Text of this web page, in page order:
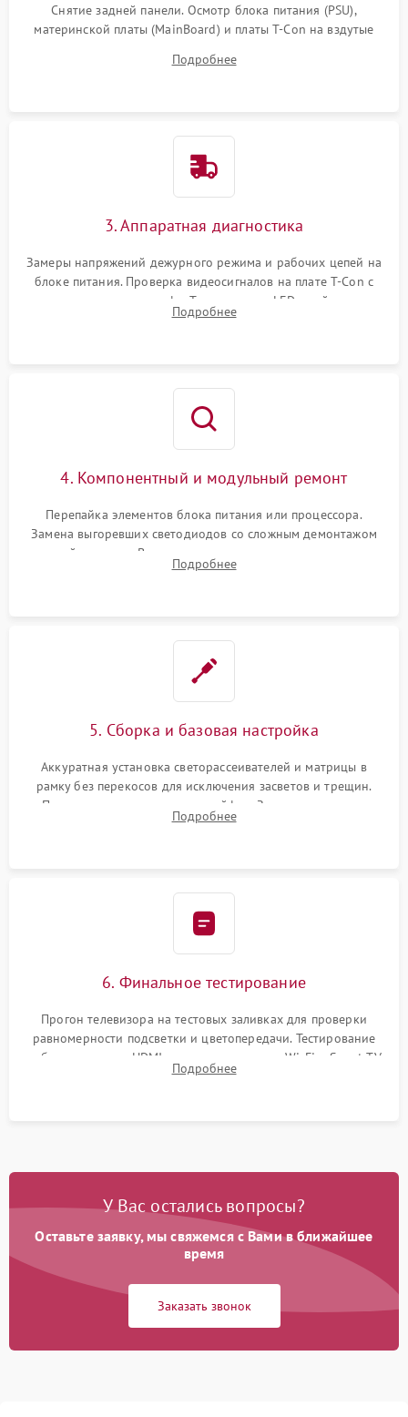
Снятие задней панели. Осмотр блока питания (PSU),
материнской платы (MainBoard) и платы T-Con на вздутые
Проверка надежности фиксации и целостности шлейфов.
Подробнее
3. Аппаратная диагностика
Замеры напряжений дежурного режима и рабочих цепей на
блоке питания. Проверка видеосигналов на плате T-Con с
помощью осциллографа. Тестирование LED-драйвера и
светодиодных планок подсветки мультиметром.
Подробнее
4. Компонентный и модульный ремонт
Перепайка элементов блока питания или процессора.
Замена выгоревших светодиодов со сложным демонтажом
хрупкой матрицы. Восстановление поврежденных дорожек,
прошивка микросхем памяти EEPROM
Подробнее
5. Сборка и базовая настройка
Аккуратная установка светорассеивателей и матрицы в
рамку без перекосов для исключения засветов и трещин.
Подключение внутренних шлейфов. Закрытие корпуса.
Сброс настроек и обновление программного обеспечения.
Подробнее
6. Финальное тестирование
Прогон телевизора на тестовых заливках для проверки
равномерности подсветки и цветопередачи. Тестирование
работы разъемов HDMI, динамиков, модуля Wi-Fi и Smart TV
в рабочем режиме в течение нескольких часов.
Подробнее
У Вас остались вопросы?
Оставьте заявку, мы свяжемся с Вами в ближайшее
время
Заказать звонок